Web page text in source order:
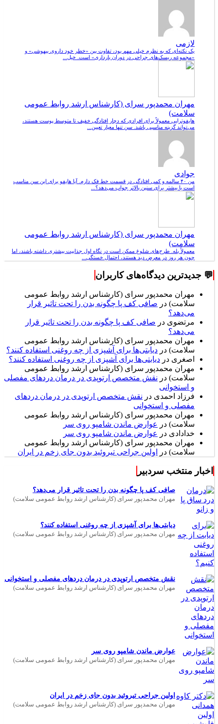
لازمی
یک نکته‌ای که به نظرم خیلی مهم بود، تفاوت بین «خطر خود داروی بیهوشی» و
«مجموعه ریسک‌های جراحی در دوران بارداری» است. خیل...
مهران محمدپور سرای (کارشناس ارشد روابط عمومی
سلامت)
هایفوتراپی معمولاً برای افرادی که دچار افتادگی خفیف تا متوسط پوست هستند،
می‌تواند گزینه مناسبی باشد. سن تنها معیار تعیین...
جوادی
من ۴۰ سالمه و کمی افتادگی در قسمت خط فک دارم. آیا هایفو برای این سن مناسب
است یا بیشتر برای سنین بالاتر جواب می‌دهد؟...
مهران محمدپور سرای (کارشناس ارشد روابط عمومی
سلامت)
معمولاً بله. طرح‌های شلوغ ممکن است در نگاه اول جذابیت بیشتری داشته باشند، اما
چون هر روز در معرض دید هستند، احتمال خستگی...
💬 جدیدترین دیدگاه‌های کاربران
مهران محمدپور سرای (کارشناس ارشد روابط عمومی
سلامت) در صافی کف پا چگونه بدن را تحت تاثیر قرار
می‌دهد؟
مرتضوی در صافی کف پا چگونه بدن را تحت تاثیر قرار
می‌دهد؟
مهران محمدپور سرای (کارشناس ارشد روابط عمومی
سلامت) در دیابتی‌ها برای آشپزی از چه روغنی استفاده کنند؟
اصغری در دیابتی‌ها برای آشپزی از چه روغنی استفاده کنند؟
مهران محمدپور سرای (کارشناس ارشد روابط عمومی
سلامت) در نقش متخصص ارتوپدی در درمان دردهای مفصلی
و استخوانی
فرزاد احمدی در نقش متخصص ارتوپدی در درمان دردهای
مفصلی و استخوانی
مهران محمدپور سرای (کارشناس ارشد روابط عمومی
سلامت) در
عوارض ماندن شامپو روی سر
خدادادی در
عوارض ماندن شامپو روی سر
مهران محمدپور سرای (کارشناس ارشد روابط عمومی
سلامت) در اولین جراحی تیروئید بدون جای زخم در ایران
اخبار منتخب سردبیر
صافی کف پا چگونه بدن را تحت تاثیر قرار می‌دهد؟
مهران محمدپور سرای (کارشناس ارشد روابط عمومی سلامت)
دیابتی‌ها برای آشپزی از چه روغنی استفاده کنند؟
مهران محمدپور سرای (کارشناس ارشد روابط عمومی سلامت)
نقش متخصص ارتوپدی در درمان دردهای مفصلی و استخوانی
مهران محمدپور سرای (کارشناس ارشد روابط عمومی سلامت)
عوارض ماندن شامپو روی سر
مهران محمدپور سرای (کارشناس ارشد روابط عمومی سلامت)
اولین جراحی تیروئید بدون جای زخم در ایران
مهران محمدپور سرای (کارشناس ارشد روابط عمومی سلامت)